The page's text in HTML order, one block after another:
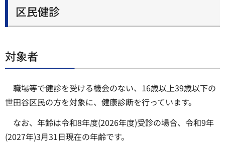
区民健診
対象者
職場等で健診を受ける機会のない、16歳以上39歳以下の
世田谷区民の方を対象に、健康診断を行っています。
なお、年齢は令和8年度(2026年度)受診の場合、令和9年
(2027年)3月31日現在の年齢です。